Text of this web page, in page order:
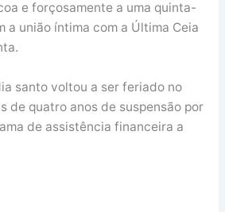
e forçosamente a uma quinta-
a união íntima com a Última Ceia
santo voltou a ser feriado no
de quatro anos de suspensão por
de assistência financeira a